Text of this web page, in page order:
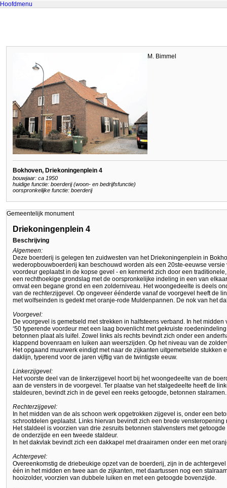
Hoofdmenu
M. Bimmel
Bokhoven, Driekoningenplein 4
bouwjaar: ca 1950
huidige functie: boerderij (woon- en bedrijfsfunctie)
oorspronkelijke functie: boerderij
Gemeentelijk monument
Driekoningenplein 4
Beschrijving
Algemeen:
Deze boerderij is gelegen ten zuidwesten van het Driekoningenplein in
wederopbouwboerderij kan beschouwd worden als een 20ste-eeuwse
voordeur geplaatst in de kopse gevel - en kenmerkt zich door een
een rechthoekige grondslag met de oorspronkelijke indeling in een van
omvat een begane grond en een zolderniveau. Het woongedeelte is deels
van de rechterzijgevel. Op ongeveer éénderde vanaf de voorgevel heeft de
met wolfseinden is gedekt met oranje-rode Muldenpannen. De nok van het
Voorgevel:
De voorgevel is gemetseld met strekken in halfsteens verband. In het
‘50 typerende voordeur met een laag bovenlicht met gekruiste
betonnen plaat als luifel. Zowel links als rechts bevindt zich onder een
klappend bovenraam en luiken aan weerszijden. Op het niveau van de
Het opgaand muurwerk eindigt met naar de zijkanten uitgemetselde stukken
daklijn, typerend voor de jaren vijftig van de twintigste eeuw.
Linkerzijgevel:
Het voorste deel van de linkerzijgevel hoort bij het woongedeelte van de
aan de vensters in de voorgevel. Ter plaatse van het stalgedeelte heeft de
staldeuren, bevindt zich in de gevel een reeks getoogde, betonnen stalramen.
Rechterzijgevel:
In het midden van de als schoon werk opgetrokken zijgevel is, onder een
schrootdelen geplaatst. Links hiervan bevindt zich een brede
Het staldeel is voorzien van drie zesruits betonnen stalvensters met
de onderzijde en een tweede staldeur.
In het dakvlak bevindt zich een dakkapel met draairamen onder een met
Achtergevel:
Overeenkomstig de driebeukige opzet van de boerderij, zijn in de
één in het midden en twee aan de zijkanten, met daartussen nog een
hooizolder, voorzien van dubbele luiken en met een getoogde bovenzijde.